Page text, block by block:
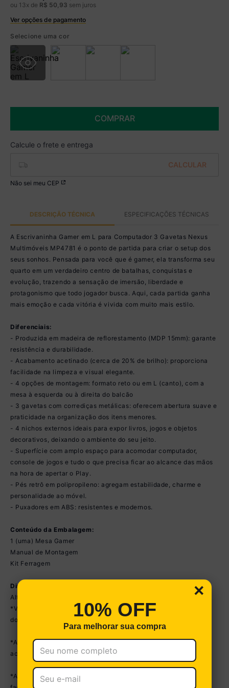
ou 13x de R$ 50 93 sem juros
Ver opções de pagamento
Boleto
R$ 569,99 à vista no Boleto
Você economiza
Selecione uma cor
COMPRAR
Não sei meu CEP
DESCRIÇÃO TÉCNICA ESPECIFICAÇÕES TÉCNICAS
A Escrivaninha Gamer em L para Computador 3 Gavetas Nexus
Multimóveis MP4781 é o ponto de partida para criar o setup dos
seus sonhos. Pensada para você que é gamer, ela transforma seu
quarto em um verdadeiro centro de batalhas, conquistas e
evolução, trazendo a sensação de imersão, liberdade e
protagonismo que todo jogador busca. Aqui, cada partida ganha
mais emoção e cada vitória é vivida com muito mais estilo.
Diferenciais:
- Produzida em madeira de reflorestamento (MDP 15mm): garante
resistência e durabilidade.
- Acabamento acetinado (cerca de 20% de brilho): proporciona
facilidade na limpeza e visual elegante.
- 4 opções de montagem: formato reto ou em L (canto), com a
mesa à esquerda ou à direita do balcão
- 3 gavetas com corrediças metálicas: oferecem abertura suave e
praticidade na organização dos itens menores.
- 4 nichos externos ideais para expor livros, jogos e objetos
decorativos, deixando o ambiente do seu jeito.
- Superfície com amplo espaço para acomodar computador,
console de jogos e tudo o que precisa ficar ao alcance das mãos
na hora de apertar o Play.
- Pés retrô em polipropileno: agregam estabilidade, charme e
personalidade ao móvel.
- Puxadores em ABS: resistentes e modernos.
Conteúdo da Embalagem:
1 (uma) Mesa Gamer
Manual de Montagem
Kit Ferragem
Dimensões do Produto Montado:
Altura: 72cm | Largura: 136cm | Profundidade: 150cm
*Você pode consultar as medidas detalhadas na imagem técnica
do produto.
*As cores do produto podem sofrer variações de tonalidade de
acordo com as configurações do seu dispositivo.
*Aqui na Loja Multimóveis, você pode concluir sua compra
×
10% OFF
Para melhorar sua compra